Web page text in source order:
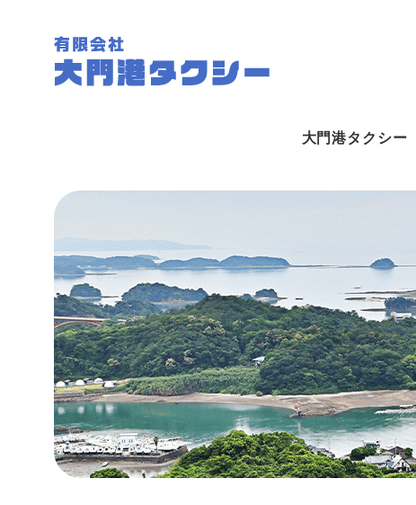
大門港タクシー